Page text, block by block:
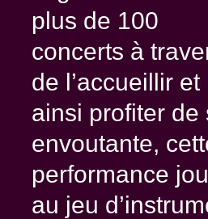
plus de 100
concerts à
de l’accueillir et
ainsi profiter
envoutante,
performance
au jeu